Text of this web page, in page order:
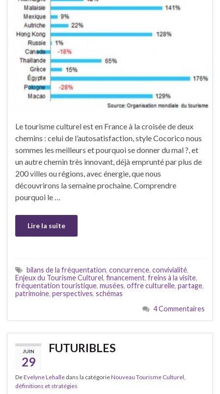
Le tourisme culturel est en France à la croisée de deux
chemins : celui de l’autosatisfaction, style Cocorico nous
sommes les meilleurs et pourquoi se donner du mal ?, et
un autre chemin très innovant, déjà emprunté par plus de
200 villes ou régions, avec énergie, que nous
découvrirons la semaine prochaine. Comprendre
pourquoi le …
Lire la suite
bilans de la fréquentation, concurrence, convivialité,
Enjeux du Tourisme Culturel, financement, freins à la visite,
fréquentation touristique, musées, offre culturelle, partage,
patrimoine, perspectives, schémas
4 Commentaires
JUIN
29
FUTURIBLES
DeEvelyne Lehalle dans la catégorieNouveau Tourisme Culturel,
définitions et stratégies